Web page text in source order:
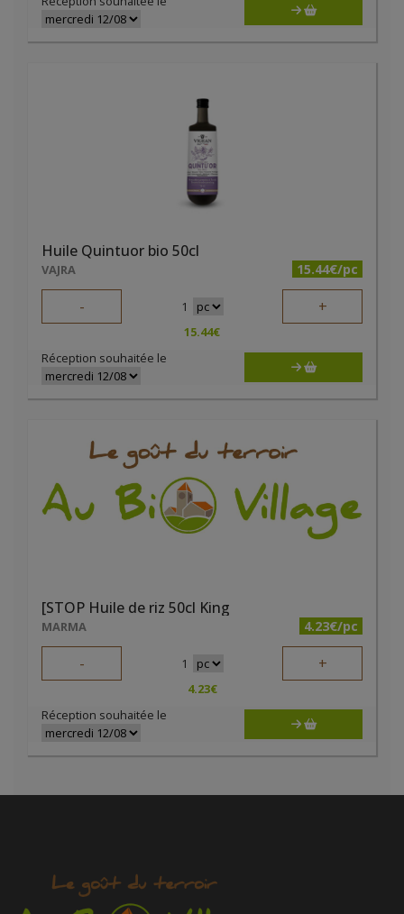
Huile Quintuor bio 50cl
VAJRA 15.44€/pc
- 1 +
15.44€
Réception souhaitée le
[STOP Huile de riz 50cl King
MARMA 4.23€/pc
- 1 +
4.23€
Réception souhaitée le